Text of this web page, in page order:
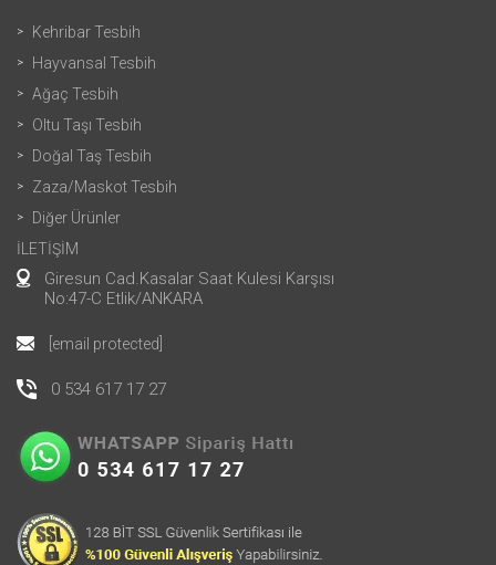
Kehribar Tesbih
Hayvansal Tesbih
Ağaç Tesbih
Oltu Taşı Tesbih
Doğal Taş Tesbih
Zaza/Maskot Tesbih
Diğer Ürünler
İLETİŞİM
Giresun Cad.Kasalar Saat Kulesi Karşısı
No:47-C Etlik/ANKARA
[email protected]
0 534 617 17 27